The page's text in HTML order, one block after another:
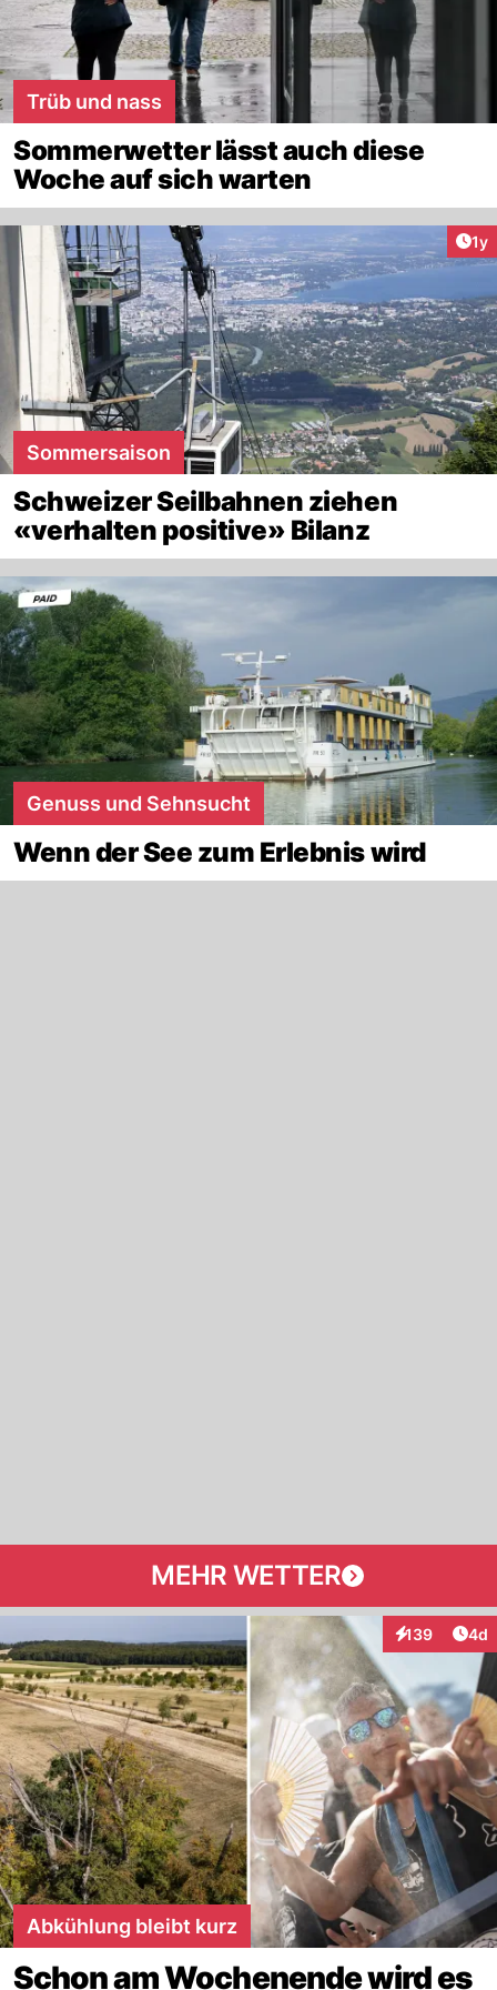
Trüb und nass
Sommerwetter lässt auch diese
Woche auf sich warten
1y
Sommersaison
Schweizer Seilbahnen ziehen
«verhalten positive» Bilanz
Genuss und Sehnsucht
Wenn der See zum Erlebnis wird
MEHR WETTER
139
Interaktionen
4d
Abkühlung bleibt kurz
Schon am Wochenende wird es